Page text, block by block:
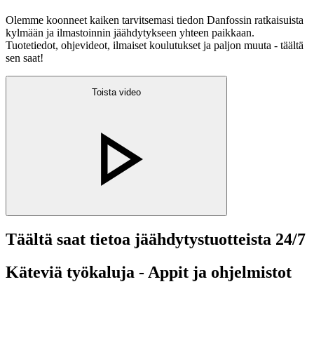
Olemme koonneet kaiken tarvitsemasi tiedon Danfossin ratkaisuista
kylmään ja ilmastoinnin jäähdytykseen yhteen paikkaan.
Tuotetiedot, ohjevideot, ilmaiset koulutukset ja paljon muuta - täältä
sen saat!
Toista video
Täältä saat tietoa jäähdytystuotteista 24/7
Käteviä työkaluja - Appit ja ohjelmistot